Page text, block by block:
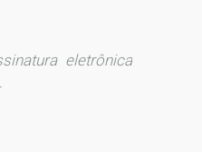
eletrônica